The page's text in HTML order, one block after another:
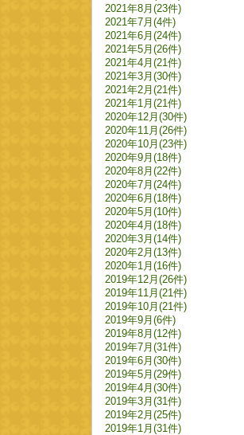
2021年8月(23件)
2021年7月(4件)
2021年6月(24件)
2021年5月(26件)
2021年4月(21件)
2021年3月(30件)
2021年2月(21件)
2021年1月(21件)
2020年12月(30件)
2020年11月(26件)
2020年10月(23件)
2020年9月(18件)
2020年8月(22件)
2020年7月(24件)
2020年6月(18件)
2020年5月(10件)
2020年4月(18件)
2020年3月(14件)
2020年2月(13件)
2020年1月(16件)
2019年12月(26件)
2019年11月(21件)
2019年10月(21件)
2019年9月(6件)
2019年8月(12件)
2019年7月(31件)
2019年6月(30件)
2019年5月(29件)
2019年4月(30件)
2019年3月(31件)
2019年2月(25件)
2019年1月(31件)